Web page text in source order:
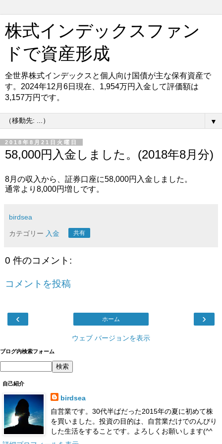
株式インデックスファン
ドで資産形成
全世界株式インデックスと個人向け国債が主な保有資産で
す。2024年12月6日現在、1,954万円入金して評価額は
3,157万円です。
▼
2018年8月21日火曜日
58,000円入金しました。(2018年8月分)
8月の収入から、証券口座に58,000円入金しました。
通常より8,000円増しです。
birdsea
カテゴリー 入金 共有
0 件のコメント:
コメントを投稿
‹ ›
ホーム
ウェブ バージョンを表示
ブログ内検索フォーム
自己紹介
birdsea
自営業です。30代半ばだった2015年の夏に初めて株
を買いました。投資の目的は、自営業だけでのんびり
した生活をすることです。よろしくお願いします(^^